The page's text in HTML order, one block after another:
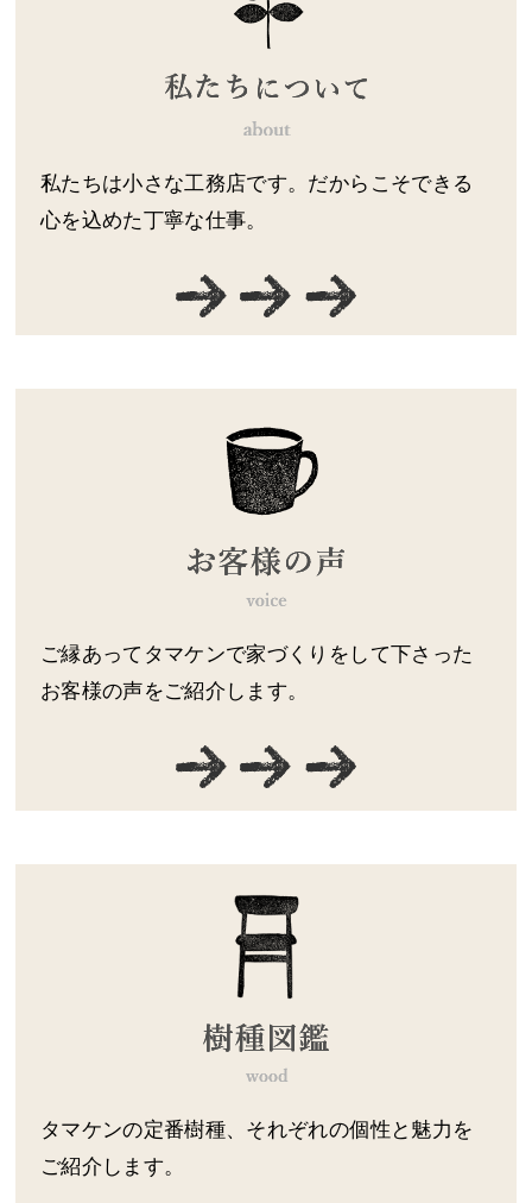
私たちは小さな工務店です。だからこそできる
心を込めた丁寧な仕事。
ご縁あってタマケンで家づくりをして下さった
お客様の声をご紹介します。
タマケンの定番樹種、それぞれの個性と魅力を
ご紹介します。